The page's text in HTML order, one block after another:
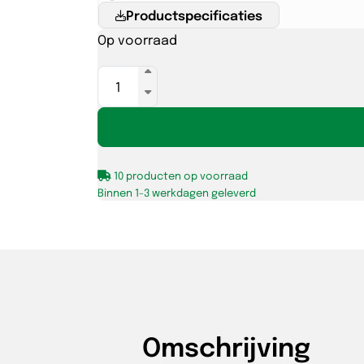
Productspecificaties
Op voorraad
Opbouwframe
t.b.v.
side-
lit
60x30
aantal
10 producten op voorraad
Binnen 1-3 werkdagen geleverd
Omschrijving